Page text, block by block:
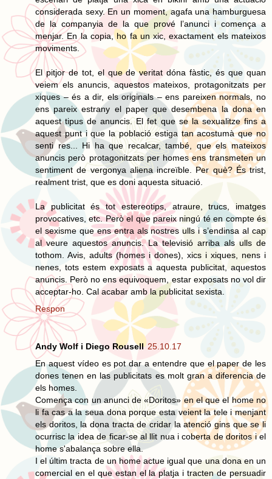
considerada sexy. En un moment, agafa una hamburguesa
de la companyia de la que prové l’anunci i comença a
menjar. En la copia, ho fa un xic, exactament els mateixos
moviments.
El pitjor de tot, el que de veritat dóna fàstic, és que quan
veiem els anuncis, aquestos mateixos, protagonitzats per
xiques – és a dir, els originals – ens pareixen normals, no
ens pareix estrany el paper que desembena la dona en
aquest tipus de anuncis. El fet que se la sexualitze fins a
aquest punt i que la població estiga tan acostumà que no
senti res... Hi ha que recalcar, també, que els mateixos
anuncis però protagonitzats per homes ens transmeten un
sentiment de vergonya aliena increïble. Per què? És trist,
realment trist, que es doni aquesta situació.
La publicitat és tot estereotips, atraure, trucs, imatges
provocatives, etc. Però el que pareix ningú té en compte és
el sexisme que ens entra als nostres ulls i s’endinsa al cap
al veure aquestos anuncis. La televisió arriba als ulls de
tothom. Avis, adults (homes i dones), xics i xiques, nens i
nenes, tots estem exposats a aquesta publicitat, aquestos
anuncis. Però no ens equivoquem, estar exposats no vol dir
acceptar-ho. Cal acabar amb la publicitat sexista.
Respon
Andy Wolf i Diego Rousell 25.10.17
En aquest vídeo es pot dar a entendre que el paper de les
dones tenen en las publicitats es molt gran a diferencia de
els homes.
Comença con un anunci de «Doritos» en el que el home no
li fa cas a la seua dona porque esta veient la tele i menjant
els doritos, la dona tracta de cridar la atenció gins que se li
ocurrisc la idea de ficar-se al llit nua i coberta de doritos i el
home s'abalança sobre ella.
I el últim tracta de un home actue igual que una dona en un
comercial en el que estan el la platja i tracten de persuadir